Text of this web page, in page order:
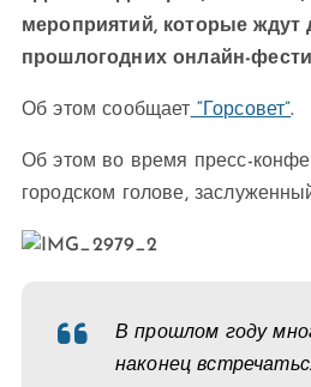
мероприятий, которые ждут
прошлогодних онлайн-
Об этом сообщает “Горсовет”.
Об этом во время пресс-
городском голове,
В прошлом году
наконец